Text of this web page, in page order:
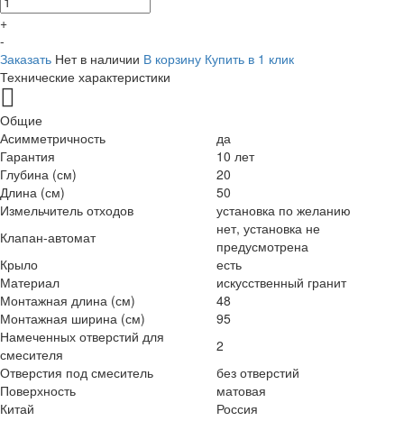
+
-
Заказать Нет в наличии В корзину Купить в 1 клик
Технические характеристики
Общие
Асимметричность
да
Гарантия
10 лет
Глубина (см)
20
Длина (см)
50
Измельчитель отходов
установка по желанию
Клапан-автомат
нет, установка не
предусмотрена
Крыло
есть
Материал
искусственный гранит
Монтажная длина (см)
48
Монтажная ширина (см)
95
Намеченных отверстий для
смесителя
2
Отверстия под смеситель
без отверстий
Поверхность
матовая
Китай
Россия